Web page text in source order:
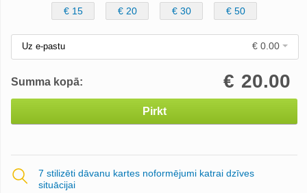
€ 15
€ 20 € 30 € 50
Uz e-pastu € 0.00
Summa kopā: 20.00
€
Pirkt
7 stilizēti dāvanu kartes noformējumi katrai dzīves
situācijai